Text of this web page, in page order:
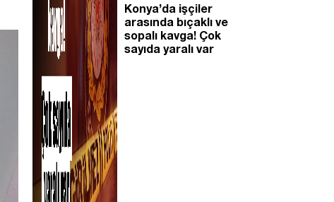
Konya’da işçiler
arasında bıçaklı ve
sopalı kavga! Çok
sayıda yaralı var